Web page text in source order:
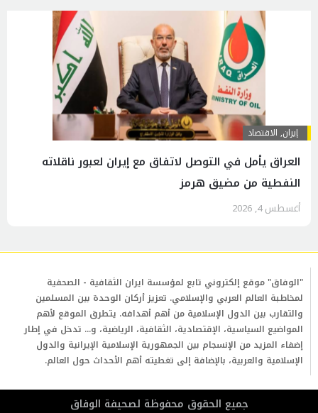
إيران, الاقتصاد
العراق يأمل في التوصل لاتفاق مع إيران لعبور ناقلاته
النفطية من مضيق هرمز
أغسطس 4, 2026
"الوفاق" موقع إلكتروني تابع لمؤسسة ايران الثقافية - الصحفية
لمخاطبة العالم العربي والإسلامي. تعزيز أركان الوحدة بين المسلمين
والتقارب بين الدول الإسلامية من أهم أهدافه. يتطرق الموقع لأهم
المواضيع السياسية، الإقتصادية، الثقافية، الرياضية، و... تدخل في إطار
إضفاء المزيد من الإنسجام بين الجمهورية الإسلامية الإيرانية والدول
الإسلامية والعربية، بالإضافة إلى تغطيته أهم الأحداث حول العالم.
جمیع الحقوق محفوظة لصحیفة الوفاق